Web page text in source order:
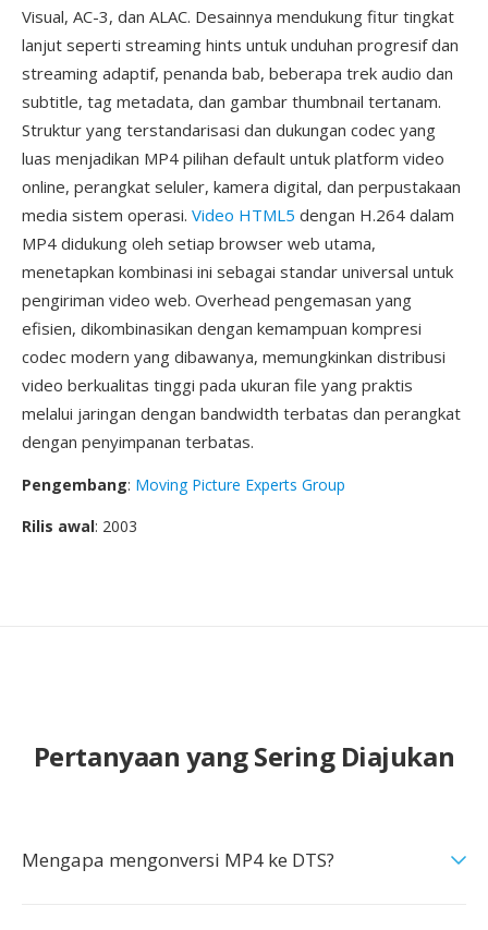
Visual, AC-3, dan ALAC. Desainnya mendukung fitur tingkat
lanjut seperti streaming hints untuk unduhan progresif dan
streaming adaptif, penanda bab, beberapa trek audio dan
subtitle, tag metadata, dan gambar thumbnail tertanam.
Struktur yang terstandarisasi dan dukungan codec yang
luas menjadikan MP4 pilihan default untuk platform video
online, perangkat seluler, kamera digital, dan perpustakaan
media sistem operasi. Video HTML5 dengan H.264 dalam
MP4 didukung oleh setiap browser web utama,
menetapkan kombinasi ini sebagai standar universal untuk
pengiriman video web. Overhead pengemasan yang
efisien, dikombinasikan dengan kemampuan kompresi
codec modern yang dibawanya, memungkinkan distribusi
video berkualitas tinggi pada ukuran file yang praktis
melalui jaringan dengan bandwidth terbatas dan perangkat
dengan penyimpanan terbatas.
Pengembang: Moving Picture Experts Group
Rilis awal: 2003
Pertanyaan yang Sering Diajukan
Mengapa mengonversi MP4 ke DTS?